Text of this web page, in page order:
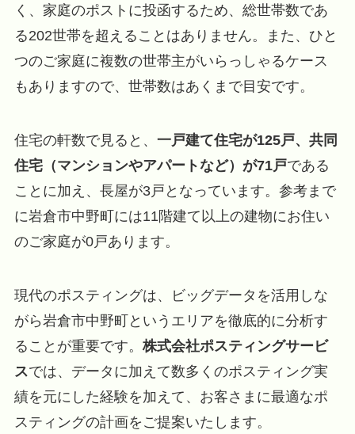
く、家庭のポストに投函するため、総世帯数であ
る202世帯を超えることはありません。また、ひと
つのご家庭に複数の世帯主がいらっしゃるケース
もありますので、世帯数はあくまで目安です。
住宅の軒数で見ると、 一戸建て住宅が125戸、共同
住宅（マンションやアパートなど）が71戸である
ことに加え、長屋が3戸となっています。参考まで
に岩倉市中野町には11階建て以上の建物にお住い
のご家庭が0戸あります。
現代のポスティングは、ビッグデータを活用しな
がら岩倉市中野町というエリアを徹底的に分析す
ることが重要です。 株式会社ポスティングサービ
スでは、データに加えて数多くのポスティング実
績を元にした経験を加えて、お客さまに最適なポ
スティングの計画をご提案いたします。